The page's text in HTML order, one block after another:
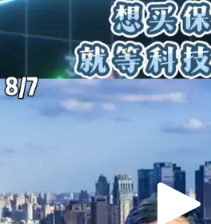
Play